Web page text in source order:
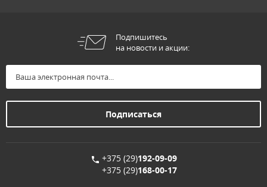
Подпишитесь
на новости и акции:
+375 (29)192-09-09
+375 (29)168-00-17